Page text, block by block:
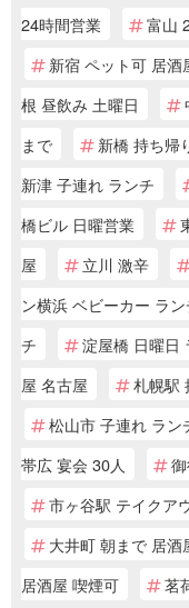
24時間営業
富山
新宿 ペット可 居酒
根 昼飲み 土曜日
まで
新橋 持ち帰
新津 子連れ ランチ
橋ビル 日曜営業
屋
立川 激辛
ン横浜 ベビーカー ラン
チ
淀屋橋 日曜日
屋 名古屋
札幌駅
松山市 子連れ ラン
帯広 宴会 30人
市ヶ谷駅 テイクア
大井町 朝まで 居酒
居酒屋 喫煙可
茗